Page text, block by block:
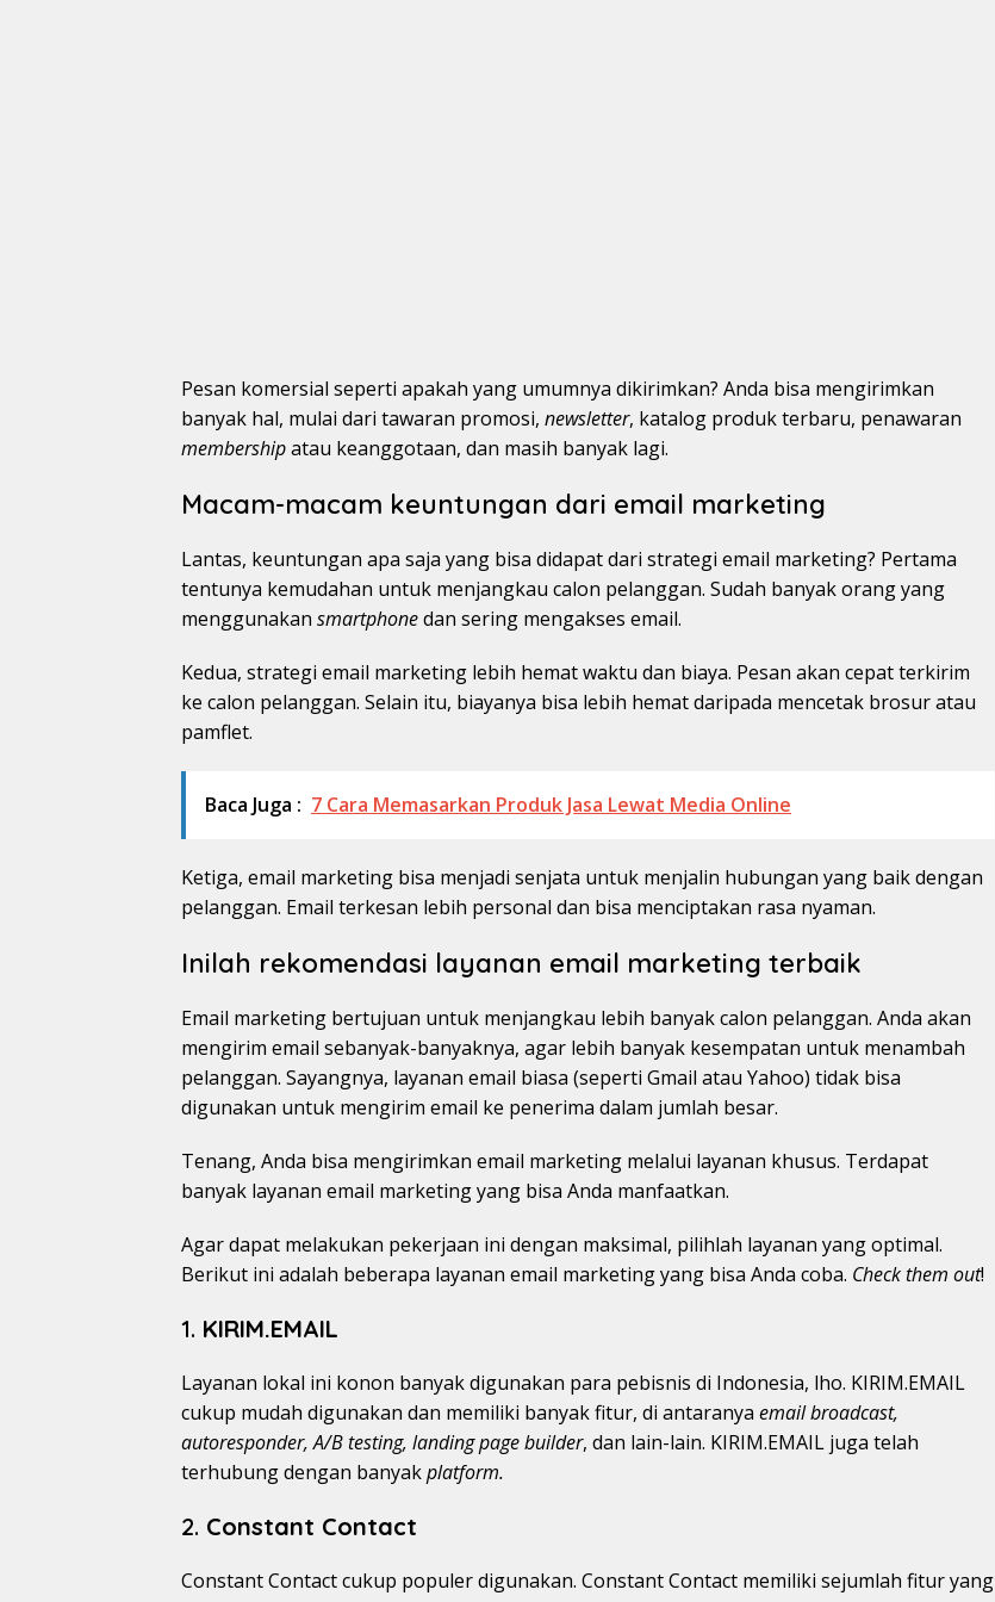
Pesan komersial seperti apakah yang umumnya dikirimkan? Anda bisa mengirimkan
banyak hal, mulai dari tawaran promosi, newsletter, katalog produk terbaru, penawaran
membershipatau keanggotaan, dan masih banyak lagi.
Macam-macam keuntungan dari email marketing
Lantas, keuntungan apa saja yang bisa didapat dari strategi email marketing? Pertama
tentunya kemudahan untuk menjangkau calon pelanggan. Sudah banyak orang yang
menggunakan smartphonedan sering mengakses email.
Kedua, strategi email marketing lebih hemat waktu dan biaya. Pesan akan cepat terkirim
ke calon pelanggan. Selain itu, biayanya bisa lebih hemat daripada mencetak brosur atau
pamflet.
Baca Juga : 7 Cara Memasarkan Produk Jasa Lewat Media Online
Ketiga, email marketing bisa menjadi senjata untuk menjalin hubungan yang baik dengan
pelanggan. Email terkesan lebih personal dan bisa menciptakan rasa nyaman.
Inilah rekomendasi layanan email marketing terbaik
Email marketing bertujuan untuk menjangkau lebih banyak calon pelanggan. Anda akan
mengirim email sebanyak-banyaknya, agar lebih banyak kesempatan untuk menambah
pelanggan. Sayangnya, layanan email biasa (seperti Gmail atau Yahoo) tidak bisa
digunakan untuk mengirim email ke penerima dalam jumlah besar.
Tenang, Anda bisa mengirimkan email marketing melalui layanan khusus. Terdapat
banyak layanan email marketing yang bisa Anda manfaatkan.
Agar dapat melakukan pekerjaan ini dengan maksimal, pilihlah layanan yang optimal.
Berikut ini adalah beberapa layanan email marketing yang bisa Anda coba. Check them out!
1. KIRIM.EMAIL
Layanan lokal ini konon banyak digunakan para pebisnis di Indonesia, lho. KIRIM.EMAIL
cukup mudah digunakan dan memiliki banyak fitur, di antaranya email broadcast,
autoresponder, A/B testing, landing page builder, dan lain-lain. KIRIM.EMAIL juga telah
terhubung dengan banyakplatform.
2. Constant Contact
Constant Contact cukup populer digunakan. Constant Contact memiliki sejumlah fitur yang